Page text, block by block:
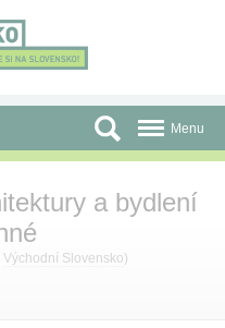
Menu
a bydlení
Východní Slovensko)